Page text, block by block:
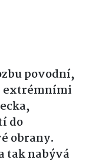
povodní,
extrémními
do
obrany.
tak nabývá